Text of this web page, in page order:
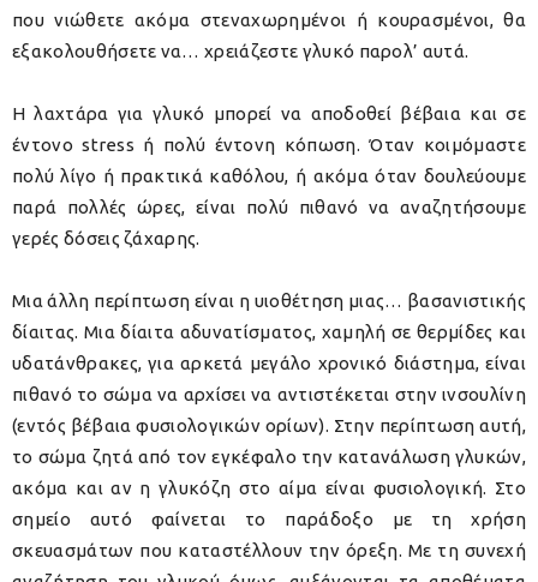
που νιώθετε ακόμα στεναχωρημένοι ή κουρασμένοι, θα
εξακολουθήσετε να… χρειάζεστε γλυκό παρολ’ αυτά.
Η λαχτάρα για γλυκό μπορεί να αποδοθεί βέβαια και σε
έντονο stress ή πολύ έντονη κόπωση. Όταν κοιμόμαστε
πολύ λίγο ή πρακτικά καθόλου, ή ακόμα όταν δουλεύουμε
παρά πολλές ώρες, είναι πολύ πιθανό να αναζητήσουμε
γερές δόσεις ζάχαρης.
Μια άλλη περίπτωση είναι η υιοθέτηση μιας… βασανιστικής
δίαιτας. Μια δίαιτα αδυνατίσματος, χαμηλή σε θερμίδες και
υδατάνθρακες, για αρκετά μεγάλο χρονικό διάστημα, είναι
πιθανό το σώμα να αρχίσει να αντιστέκεται στην ινσουλίνη
(εντός βέβαια φυσιολογικών ορίων). Στην περίπτωση αυτή,
το σώμα ζητά από τον εγκέφαλο την κατανάλωση γλυκών,
ακόμα και αν η γλυκόζη στο αίμα είναι φυσιολογική. Στο
σημείο αυτό φαίνεται το παράδοξο με τη χρήση
σκευασμάτων που καταστέλλουν την όρεξη. Με τη συνεχή